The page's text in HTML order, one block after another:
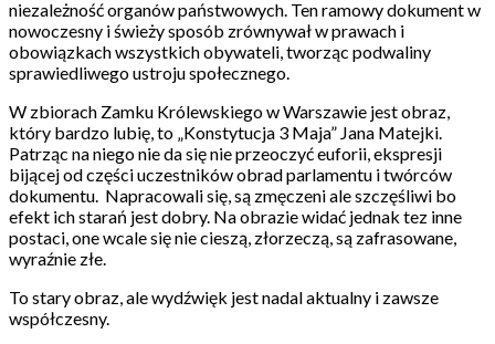
niezależność organów państwowych. Ten ramowy dokument w
nowoczesny i świeży sposób zrównywał w prawach i
obowiązkach wszystkich obywateli, tworząc podwaliny
sprawiedliwego ustroju społecznego.
W zbiorach Zamku Królewskiego w Warszawie jest obraz,
który bardzo lubię, to „Konstytucja 3 Maja” Jana Matejki.
Patrząc na niego nie da się nie przeoczyć euforii, ekspresji
bijącej od części uczestników obrad parlamentu i twórców
dokumentu. Napracowali się, są zmęczeni ale szczęśliwi bo
efekt ich starań jest dobry. Na obrazie widać jednak tez inne
postaci, one wcale się nie cieszą, złorzeczą, są zafrasowane,
wyraźnie złe.
To stary obraz, ale wydźwięk jest nadal aktualny i zawsze
współczesny.